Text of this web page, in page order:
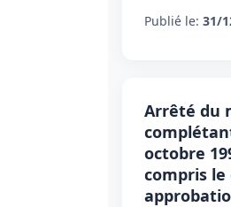
Publié le: 31/
Arrêté du
octobre
compris le